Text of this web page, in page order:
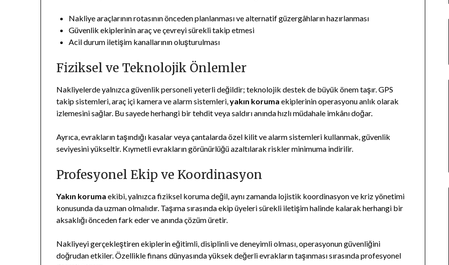
Nakliye araçlarının rotasının önceden planlanması ve alternatif güzergâhların hazırlanması
Güvenlik ekiplerinin araç ve çevreyi sürekli takip etmesi
Acil durum iletişim kanallarının oluşturulması
Fiziksel ve Teknolojik Önlemler
Nakliyelerde yalnızca güvenlik personeli yeterli değildir; teknolojik destek de büyük önem taşır. GPS
takip sistemleri, araç içi kamera ve alarm sistemleri,yakın koruma ekiplerinin operasyonu anlık olarak
izlemesini sağlar. Bu sayede herhangi bir tehdit veya saldırı anında hızlı müdahale imkânı doğar.
Ayrıca, evrakların taşındığı kasalar veya çantalarda özel kilit ve alarm sistemleri kullanmak, güvenlik
seviyesini yükseltir. Kıymetli evrakların görünürlüğü azaltılarak riskler minimuma indirilir.
Profesyonel Ekip ve Koordinasyon
Yakın koruma ekibi, yalnızca fiziksel koruma değil, aynı zamanda lojistik koordinasyon ve kriz yönetimi
konusunda da uzman olmalıdır. Taşıma sırasında ekip üyeleri sürekli iletişim halinde kalarak herhangi bir
aksaklığı önceden fark eder ve anında çözüm üretir.
Nakliyeyi gerçekleştiren ekiplerin eğitimli, disiplinli ve deneyimli olması, operasyonun güvenliğini
doğrudan etkiler. Özellikle finans dünyasında yüksek değerli evrakların taşınması sırasında profesyonel